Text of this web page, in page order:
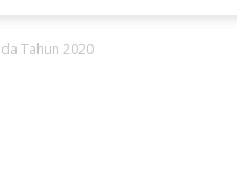
Tahun 2020